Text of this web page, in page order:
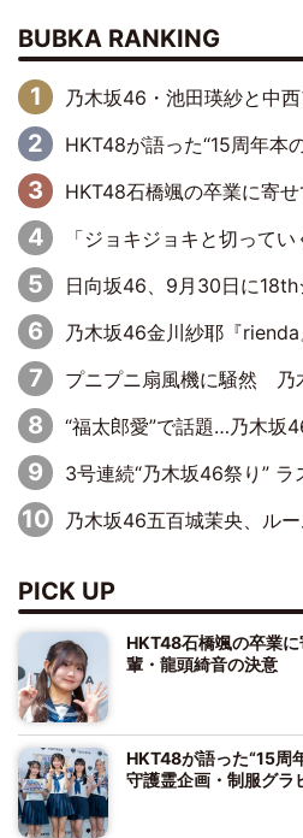
BUBKA RANKING
乃木坂46・池田瑛紗と中西アルノが「真冬のかき氷」騒動で火花散ら
HKT48が語った“15周年本の思い出” 大食い特訓・守
HKT48石橋颯の卒業に寄せて “いぶく
「ジョキジョキと切っていく感じ」
日向坂46、9月30日に18thシングル『イチャイチャ虫』の発売決定
乃木坂46金川紗耶『rienda』
プニプニ扇風機に騒然 乃木坂46“これいく
“福太郎愛”で話題…乃木坂46一ノ瀬美空、地元福
3号連続“乃木坂46祭り” ラストを飾るのは賀喜遥香…5年ぶり
乃木坂46五百城茉央、ルームウエアでリラックス「今回の
PICK UP
HKT48石橋颯の卒業
輩・龍頭綺音の決意
HKT48が語った“15周
守護霊企画・制服グ